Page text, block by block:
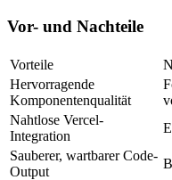
Vor- und Nachteile
Vorteile
Hervorragende
Komponentenqualität
Nahtlose Vercel-
Integration
Sauberer, wartbarer Code-
Output